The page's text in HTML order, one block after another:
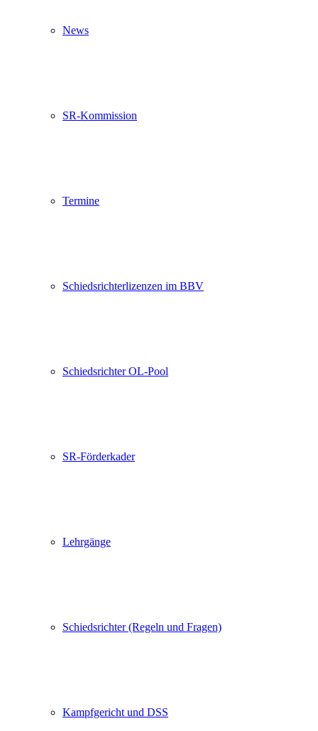
News
SR-Kommission
Termine
Schiedsrichterlizenzen im BBV
Schiedsrichter OL-Pool
SR-Förderkader
Lehrgänge
Schiedsrichter (Regeln und Fragen)
Kampfgericht und DSS